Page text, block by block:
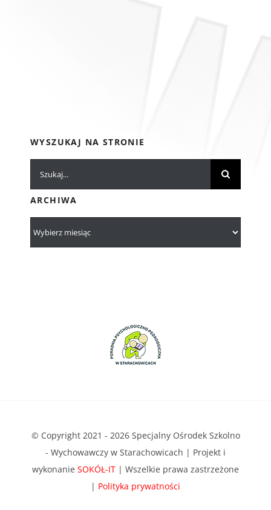
WYSZUKAJ NA STRONIE
ARCHIWA
© Copyright 2021 - 2026 Specjalny Ośrodek Szkolno
- Wychowawczy w Starachowicach | Projekt i
wykonanie SOKÓŁ-IT | Wszelkie prawa zastrzeżone
| Polityka prywatności